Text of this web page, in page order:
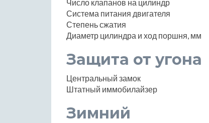
Число клапанов на цилиндр
Система питания двигателя
Степень сжатия
Диаметр цилиндра и ход поршня, мм
Защита от угона
Центральный замок
Штатный иммобилайзер
Зимний